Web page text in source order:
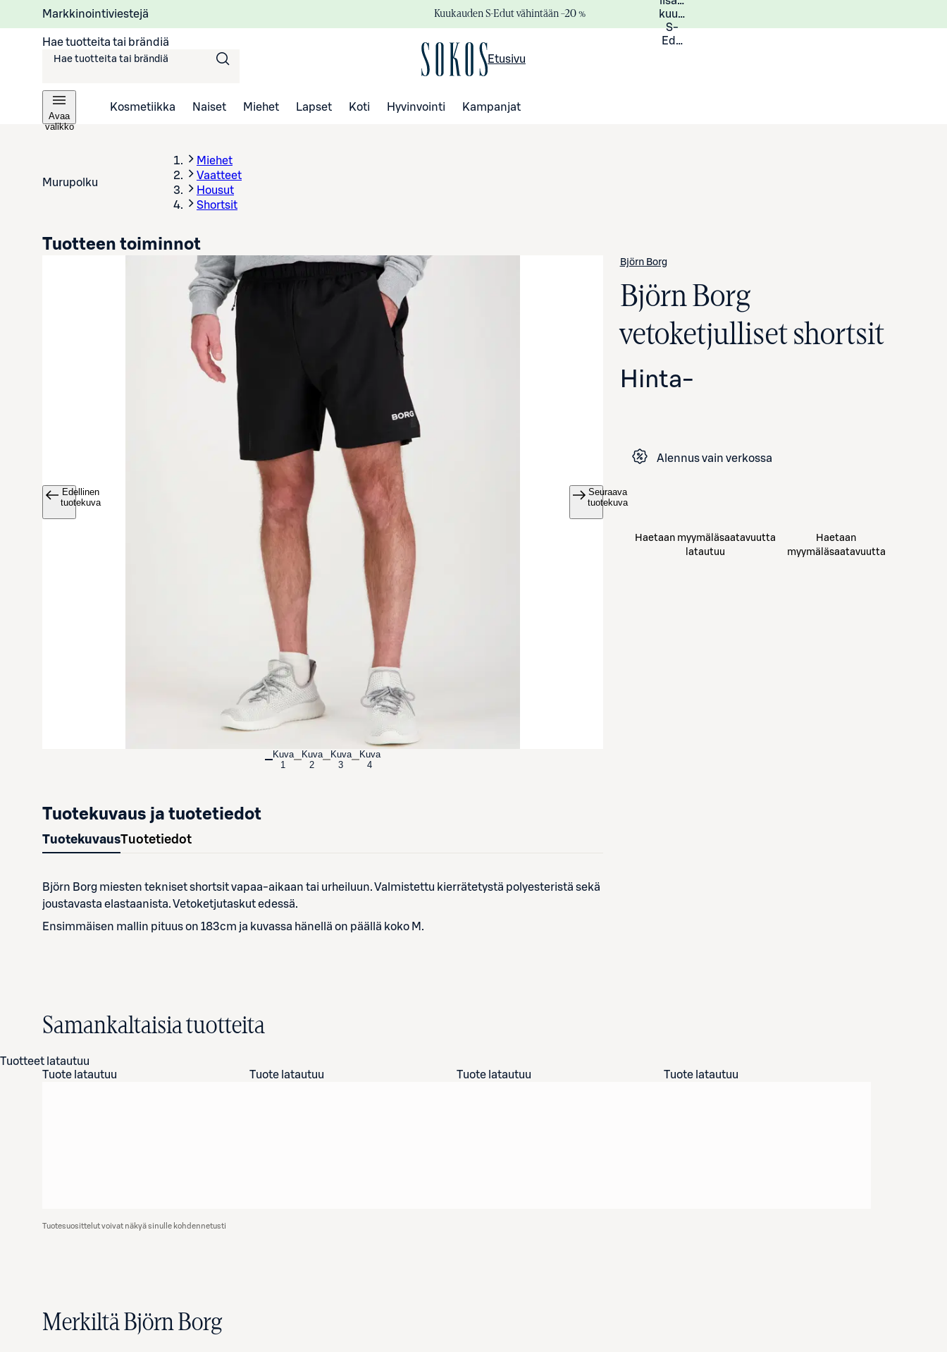
Markkinointiviestejä Kuukauden S-Edut vähintään –20 %
kuukauden
S-
Eduista
Hae tuotteita tai brändiä
Etusivu
Avaa
valikko
Kosmetiikka Naiset Miehet Lapset Koti Hyvinvointi Kampanjat
Murupolku
Miehet
Vaatteet
Housut
Shortsit
Avaa tuotekuva suurennettuna
Edellinen
tuotekuva
Seuraava
tuotekuva
Kuva
1
Kuva
2
Kuva
3
Kuva
4
Björn Borg
Björn Borg
vetoketjulliset shortsit
Hinta-
Alennus vain verkossa
Tuotteen toiminnot
Haetaan myymäläsaatavuutta
latautuu
Haetaan
myymäläsaatavuutta
Tuotekuvaus ja tuotetiedot
TuotekuvausTuotetiedot
Björn Borg miesten tekniset shortsit vapaa-aikaan tai urheiluun. Valmistettu kierrätetystä polyesteristä sekä
joustavasta elastaanista. Vetoketjutaskut edessä.
Ensimmäisen mallin pituus on 183cm ja kuvassa hänellä on päällä koko M.
Samankaltaisia tuotteita
Tuotteet latautuu
Tuote latautuu
Tuote latautuu Tuote latautuu Tuote latautuu
Tuotesuosittelut voivat näkyä sinulle kohdennetusti
Merkiltä Björn Borg